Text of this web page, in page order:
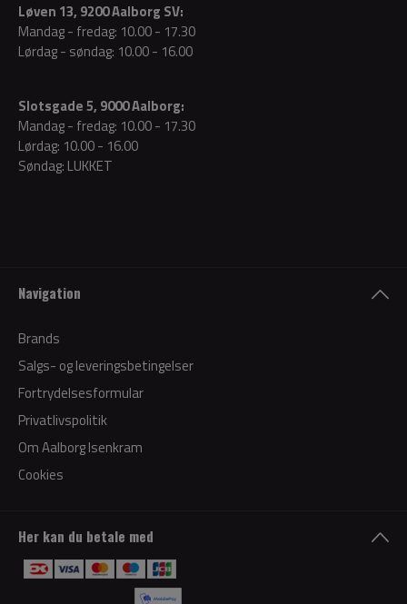
Løven 13, 9200 Aalborg SV:
Mandag - fredag: 10.00 - 17.30
Lørdag - søndag: 10.00 - 16.00
Slotsgade 5, 9000 Aalborg:
Mandag - fredag: 10.00 - 17.30
Lørdag: 10.00 - 16.00
Søndag: LUKKET
Navigation
Brands
Salgs- og leveringsbetingelser
Fortrydelsesformular
Privatlivspolitik
Om Aalborg Isenkram
Cookies
Her kan du betale med